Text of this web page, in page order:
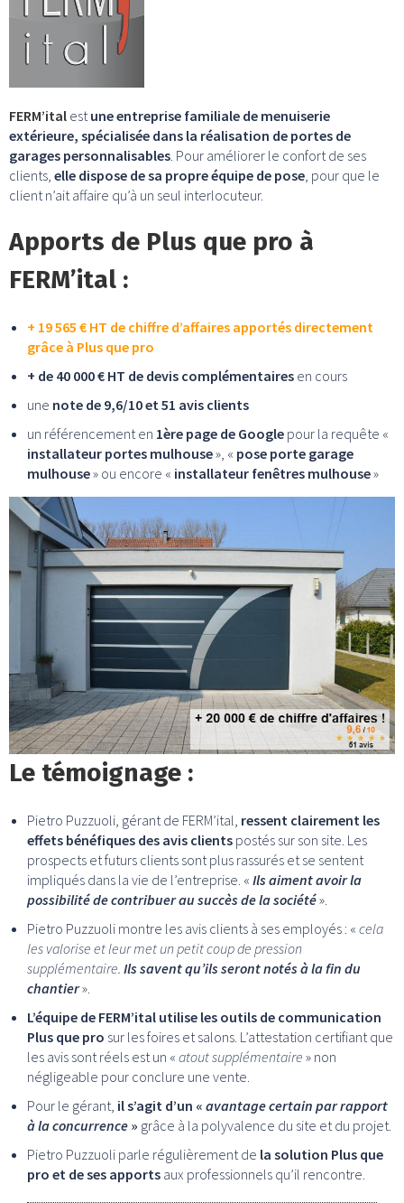
FERM’ital est une entreprise familiale de menuiserie
extérieure, spécialisée dans la réalisation de portes de
garages personnalisables . Pour améliorer le confort de ses
clients, elle dispose de sa propre équipe de pose , pour que le
client n’ait affaire qu’à un seul interlocuteur.
Apports de Plus que pro à
FERM’ital :
+ 19 565 € HT de chiffre d’affaires apportés directement
grâce à Plus que pro
+ de 40 000 € HT de devis complémentaires en cours
une note de 9,6/10 et 51 avis clients
un référencement en 1ère page de Google pour la requête «
installateur portes mulhouse», « pose porte garage
mulhouse» ou encore « installateur fenêtres mulhouse»
Le témoignage :
Pietro Puzzuoli, gérant de FERM’ital, ressent clairement les
effets bénéfiques des avis clients postés sur son site. Les
prospects et futurs clients sont plus rassurés et se sentent
impliqués dans la vie de l’entreprise. « Ils aiment avoir la
possibilité de contribuer au succès de la société».
Pietro Puzzuoli montre les avis clients à ses employés : « cela
les valorise et leur met un petit coup de pression
supplémentaire. Ils savent qu’ils seront notés à la fin du
chantier».
L’équipe de FERM’ital utilise les outils de communication
Plus que pro sur les foires et salons. L’attestation certifiant que
les avis sont réels est un « atout supplémentaire » non
négligeable pour conclure une vente.
Pour le gérant, il s’agit d’un « avantage certain par rapport
à la concurrence » grâce à la polyvalence du site et du projet.
Pietro Puzzuoli parle régulièrement de la solution Plus que
pro et de ses apports aux professionnels qu’il rencontre.